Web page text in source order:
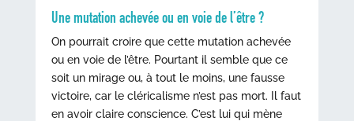
Une mutation achevée ou en voie de l’être ?
On pourrait croire que cette mutation achevée
ou en voie de l’être. Pourtant il semble que ce
soit un mirage ou, à tout le moins, une fausse
victoire, car le cléricalisme n’est pas mort. Il faut
en avoir claire conscience. C’est lui qui mène